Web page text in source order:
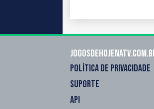
POLÍTICA DE PRIVACIDADE
SUPORTE
API